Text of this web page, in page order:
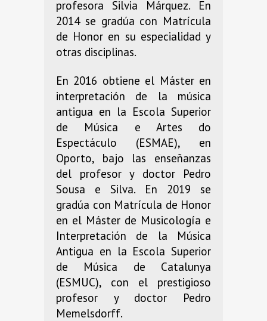
profesora Silvia Márquez. En
2014 se gradúa con Matrícula
de Honor en su especialidad y
otras disciplinas.
En 2016 obtiene el Máster en
interpretación de la música
antigua en la Escola Superior
de Música e Artes do
Espectáculo (ESMAE), en
Oporto, bajo las enseñanzas
del profesor y doctor Pedro
Sousa e Silva. En 2019 se
gradúa con Matrícula de Honor
en el Máster de Musicología e
Interpretación de la Música
Antigua en la Escola Superior
de Música de Catalunya
(ESMUC), con el prestigioso
profesor y doctor Pedro
Memelsdorff.